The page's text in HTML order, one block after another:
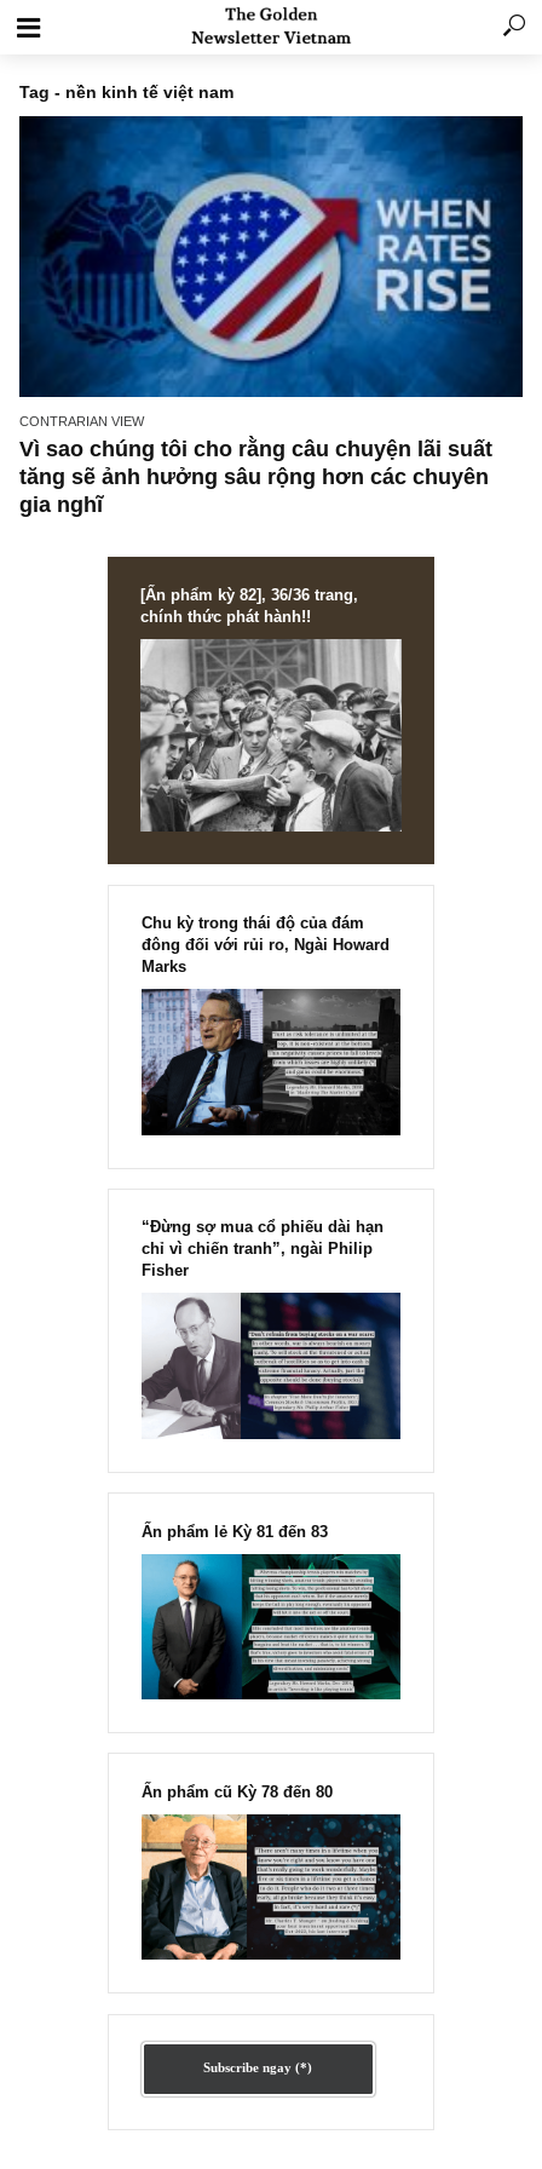
Tag - nền kinh tế việt nam
CONTRARIAN VIEW
Vì sao chúng tôi cho rằng câu chuyện lãi
gia nghĩ
[Ấn phẩm kỳ 82], 36/36 trang,
chính thức phát hành!!
Chu kỳ trong thái độ của đám
đông đối với rủi ro, Ngài Howard
Marks
“Đừng sợ mua cổ phiếu dài hạn
chỉ vì chiến tranh”, ngài Philip
Fisher
Ấn phẩm lẻ Kỳ 81 đến 83
Ấn phẩm cũ Kỳ 78 đến 80